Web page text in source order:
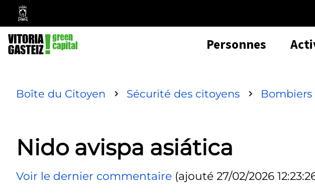
Mairie
de
Vitoria-
Gasteiz
Personnes
Boîte du Citoyen Sécurité des citoyens Bombiers
Nido avispa asiática
Voir le dernier commentaire (ajouté 27/02/2026